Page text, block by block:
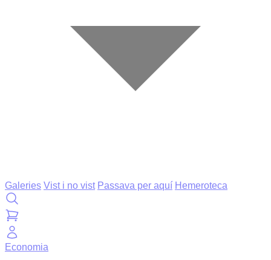
Galeries Vist i no vist Passava per aquí Hemeroteca
Economia